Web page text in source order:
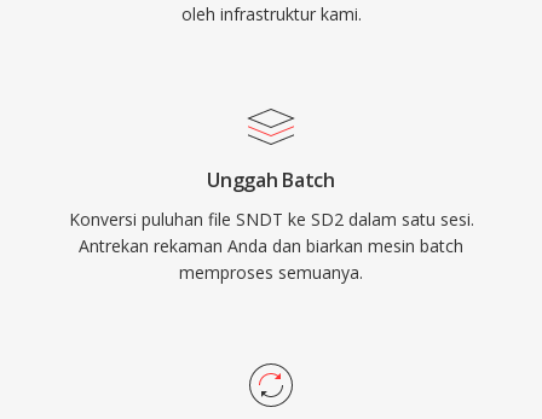
oleh infrastruktur kami.
Unggah Batch
Konversi puluhan file SNDT ke SD2 dalam satu sesi.
Antrekan rekaman Anda dan biarkan mesin batch
memproses semuanya.